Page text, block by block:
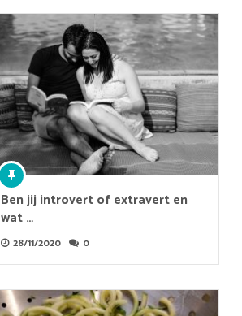
Ben jij introvert of extravert en
wat …
28/11/2020 0